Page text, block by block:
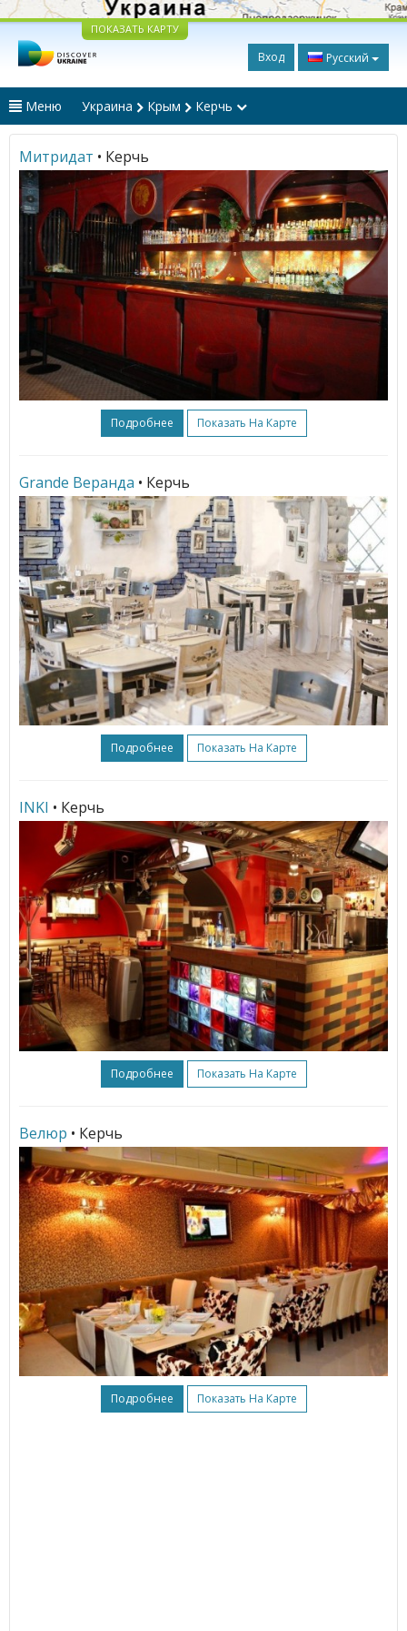
ПОКАЗАТЬ КАРТУ
Вход Русский
Меню Украина Крым Керчь
Митридат • Керчь
Подробнее Показать На Карте
Grande Веранда • Керчь
Подробнее Показать На Карте
INKI • Керчь
Подробнее Показать На Карте
Велюр • Керчь
Подробнее Показать На Карте